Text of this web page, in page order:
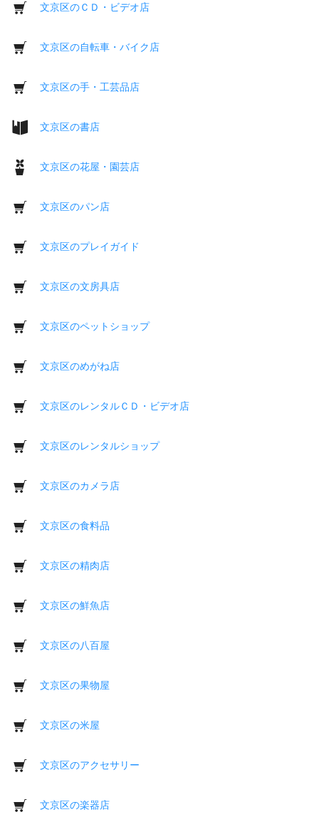
文京区のＣＤ・ビデオ店
文京区の自転車・バイク店
文京区の手・工芸品店
文京区の書店
文京区の花屋・園芸店
文京区のパン店
文京区のプレイガイド
文京区の文房具店
文京区のペットショップ
文京区のめがね店
文京区のレンタルＣＤ・ビデオ店
文京区のレンタルショップ
文京区のカメラ店
文京区の食料品
文京区の精肉店
文京区の鮮魚店
文京区の八百屋
文京区の果物屋
文京区の米屋
文京区のアクセサリー
文京区の楽器店